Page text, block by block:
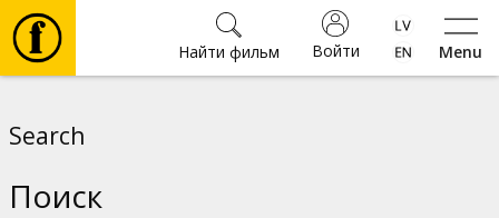
Menu
Войти
Найти фильм
Search
Поиск